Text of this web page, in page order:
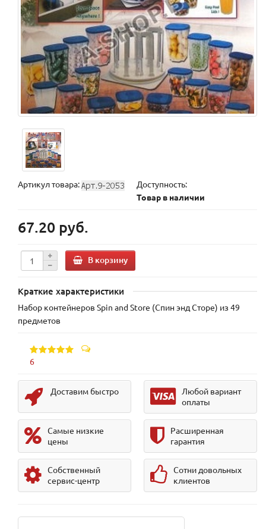
Артикул товара:
Доступность:
Товар в наличии
67.20 руб.
В корзину
Краткие характеристики
Набор контейнеров Spin and Store (Спин энд Сторе) из 49
предметов
6
Доставим быстро
Любой вариант
оплаты
Самые низкие
цены
Расширенная
гарантия
Собственный
сервис-центр
Сотни довольных
клиентов